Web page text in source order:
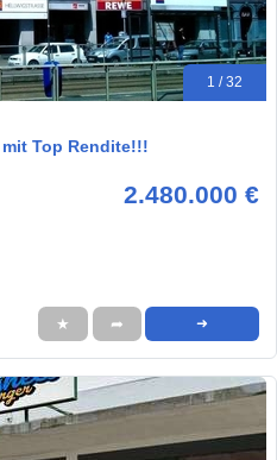
1 / 32
Top Rendite!!!
2.480.000 €
★ ➦ ➜